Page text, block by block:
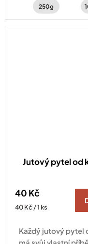
kávy s chutí
250g
Jutový pytel od
40 Kč
Měrná
40 Kč / 1 ks
Každý jutový pytel